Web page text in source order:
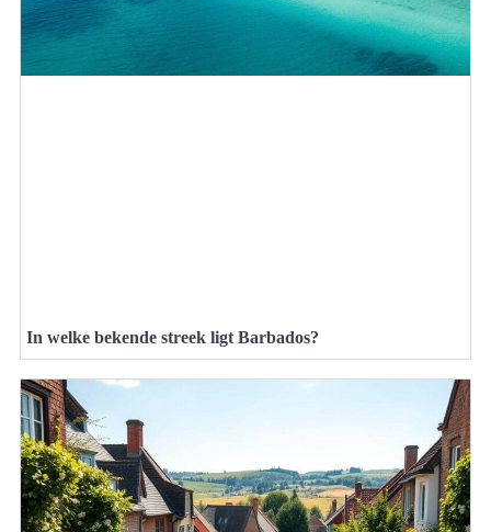
In welke bekende streek ligt Barbados?